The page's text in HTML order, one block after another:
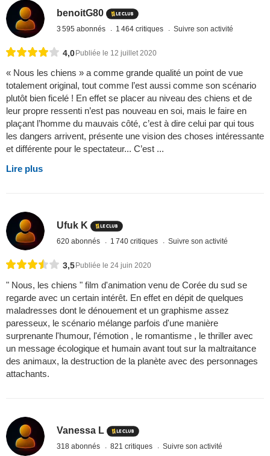
benoitG80
3 595 abonnés 1 464 critiques Suivre son activité
4,0 Publiée le 12 juillet 2020
« Nous les chiens » a comme grande qualité un point de vue
totalement original, tout comme l’est aussi comme son scénario
plutôt bien ficelé ! En effet se placer au niveau des chiens et de
leur propre ressenti n’est pas nouveau en soi, mais le faire en
plaçant l’homme du mauvais côté, c’est à dire celui par qui tous
les dangers arrivent, présente une vision des choses intéressante
et différente pour le spectateur... C’est ...
Lire plus
Ufuk K
620 abonnés 1 740 critiques Suivre son activité
3,5 Publiée le 24 juin 2020
" Nous, les chiens " film d'animation venu de Corée du sud se
regarde avec un certain intérêt. En effet en dépit de quelques
maladresses dont le dénouement et un graphisme assez
paresseux, le scénario mélange parfois d'une manière
surprenante l'humour, l'émotion , le romantisme , le thriller avec
un message écologique et humain avant tout sur la maltraitance
des animaux, la destruction de la planète avec des personnages
attachants.
Vanessa L
318 abonnés 821 critiques Suivre son activité